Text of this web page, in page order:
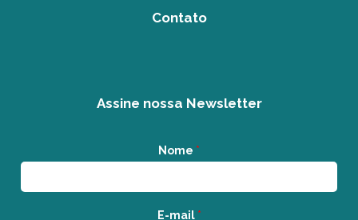
Contato
Assine nossa Newsletter
Nome *
E-mail *